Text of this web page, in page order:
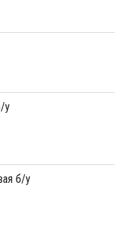
у
б/у